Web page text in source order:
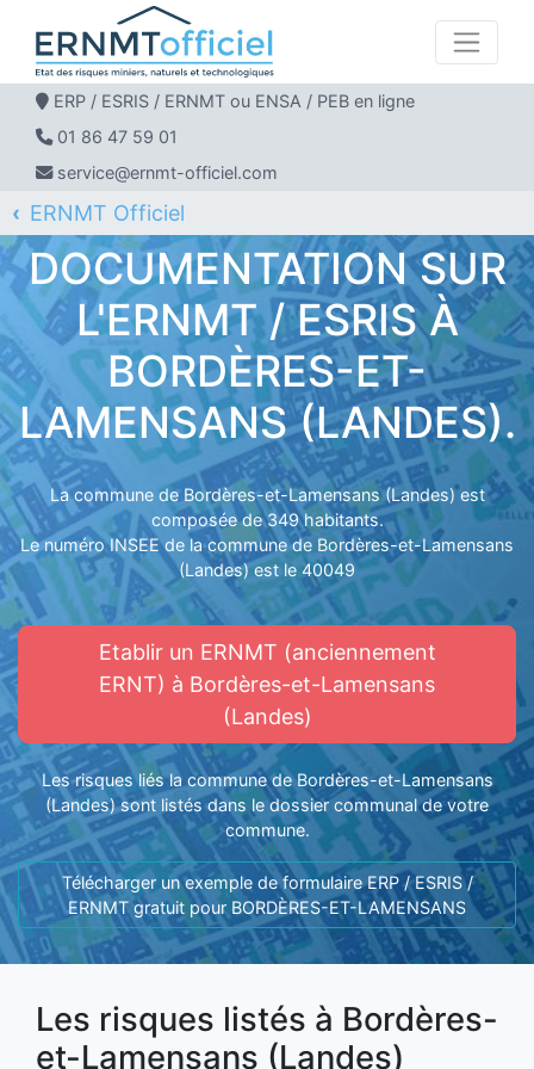
ERP / ESRIS / ERNMT ou ENSA / PEB en ligne
01 86 47 59 01
service@ernmt-officiel.com
ERNMT Officiel
ERP / ESRIS / ERNMT pour BORDÈRES-ET-LAMENSANS
DOCUMENTATION SUR
L'ERNMT / ESRIS À
BORDÈRES-ET-
LAMENSANS (LANDES).
La commune de Bordères-et-Lamensans (Landes) est
composée de 349 habitants.
Le numéro INSEE de la commune de Bordères-et-Lamensans
(Landes) est le 40049
Etablir un ERNMT (anciennement
ERNT) à Bordères-et-Lamensans
(Landes)
Les risques liés la commune de Bordères-et-Lamensans
(Landes) sont listés dans le dossier communal de votre
commune.
Télécharger un exemple de formulaire ERP / ESRIS /
ERNMT gratuit pour BORDÈRES-ET-LAMENSANS
Les risques listés à Bordères-
et-Lamensans (Landes)